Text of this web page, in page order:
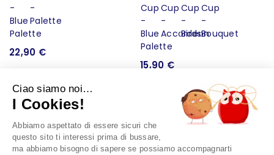
22,90 €
15,90 €
Ciao siamo noi…
I Cookies!
Abbiamo aspettato di essere sicuri che
questo sito ti interessi prima di bussare,
ma abbiamo bisogno di sapere se possiamo accompagnarti